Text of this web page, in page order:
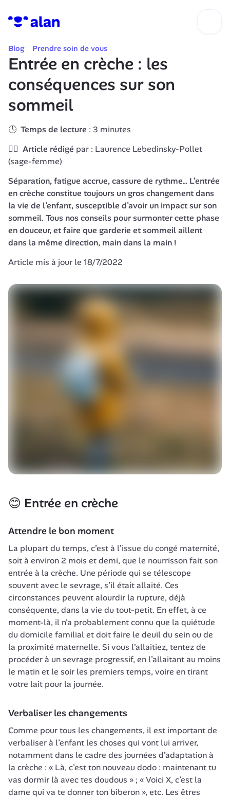
Blog Prendre soin de vous
Entrée en crèche : les
conséquences sur son
sommeil
🕓 Temps de lecture : 3 minutes
👩‍⚕️ Article rédigé par : Laurence Lebedinsky-Pollet
(sage-femme)
Séparation, fatigue accrue, cassure de rythme… L’entrée
en crèche constitue toujours un gros changement dans
la vie de l’enfant, susceptible d’avoir un impact sur son
sommeil. Tous nos conseils pour surmonter cette phase
en douceur, et faire que garderie et sommeil aillent
dans la même direction, main dans la main !
Article mis à jour le 18/7/2022
😊 Entrée en crèche
Attendre le bon moment
La plupart du temps, c’est à l’issue du congé maternité,
soit à environ 2 mois et demi, que le nourrisson fait son
entrée à la crèche. Une période qui se télescope
souvent avec le sevrage, s’il était allaité. Ces
circonstances peuvent alourdir la rupture, déjà
conséquente, dans la vie du tout-petit. En effet, à ce
moment-là, il n'a probablement connu que la quiétude
du domicile familial et doit faire le deuil du sein ou de
la proximité maternelle. Si vous l'allaitiez, tentez de
procéder à un sevrage progressif, en l’allaitant au moins
le matin et le soir les premiers temps, voire en tirant
votre lait pour la journée.
Verbaliser les changements
Comme pour tous les changements, il est important de
verbaliser à l’enfant les choses qui vont lui arriver,
notamment dans le cadre des journées d’adaptation à
la crèche : « Là, c’est ton nouveau dodo : maintenant tu
vas dormir là avec tes doudous » ; « Voici X, c’est la
dame qui va te donner ton biberon », etc. Les êtres